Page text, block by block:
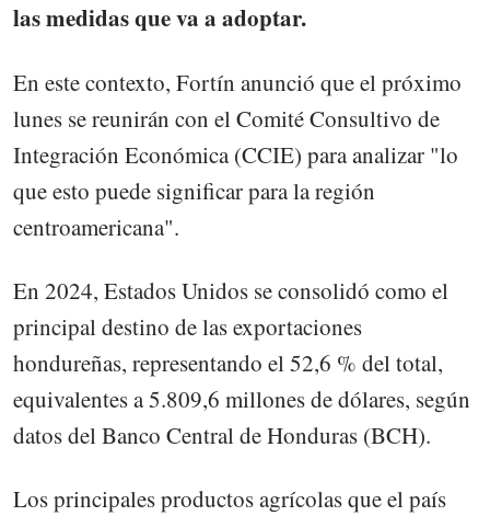
las medidas que va a adoptar.
En este contexto, Fortín anunció que el próximo
lunes se reunirán con el Comité Consultivo de
Integración Económica (CCIE) para analizar "lo
que esto puede significar para la región
centroamericana".
En 2024, Estados Unidos se consolidó como el
principal destino de las exportaciones
hondureñas, representando el 52,6 % del total,
equivalentes a 5.809,6 millones de dólares, según
datos del Banco Central de Honduras (BCH).
Los principales productos agrícolas que el país